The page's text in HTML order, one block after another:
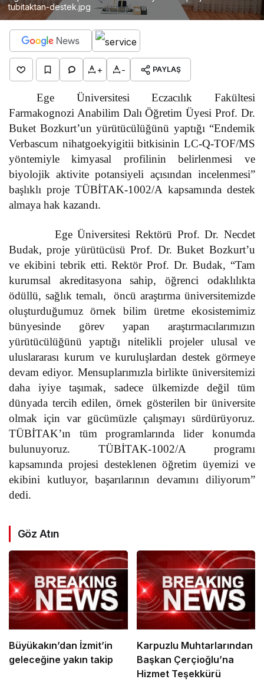
tubitaktan-destek.jpg
+ - PAYLAŞ
Ege Üniversitesi Eczacılık Fakültesi
Farmakognozi Anabilim Dalı Öğretim Üyesi Prof. Dr.
Buket Bozkurt’un yürütücülüğünü yaptığı “Endemik
Verbascum nihatgoekyigitii bitkisinin LC-Q-TOF/MS
yöntemiyle kimyasal profilinin belirlenmesi ve
biyolojik aktivite potansiyeli açısından incelenmesi”
başlıklı proje TÜBİTAK-1002/A kapsamında destek
almaya hak kazandı.
Ege Üniversitesi Rektörü Prof. Dr. Necdet
Budak, proje yürütücüsü Prof. Dr. Buket Bozkurt’u
ve ekibini tebrik etti. Rektör Prof. Dr. Budak, “Tam
kurumsal akreditasyona sahip, öğrenci odaklılıkta
ödüllü, sağlık temalı, öncü araştırma üniversitemizde
oluşturduğumuz örnek bilim üretme ekosistemimiz
bünyesinde görev yapan araştırmacılarımızın
yürütücülüğünü yaptığı nitelikli projeler ulusal ve
uluslararası kurum ve kuruluşlardan destek görmeye
devam ediyor. Mensuplarımızla birlikte üniversitemizi
daha iyiye taşımak, sadece ülkemizde değil tüm
dünyada tercih edilen, örnek gösterilen bir üniversite
olmak için var gücümüzle çalışmayı sürdürüyoruz.
TÜBİTAK’ın tüm programlarında lider konumda
bulunuyoruz. TÜBİTAK-1002/A programı
kapsamında projesi desteklenen öğretim üyemizi ve
ekibini kutluyor, başarılarının devamını diliyorum”
dedi.
Göz Atın
Büyükakın’dan İzmit’in
geleceğine yakın takip
Karpuzlu Muhtarlarından
Başkan Çerçioğlu’na
Hizmet Teşekkürü